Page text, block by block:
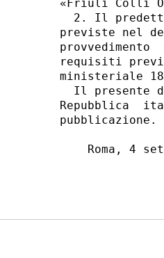
«Friuli Colli
2. Il
previste nel
requisiti
ministeriale
Il presente
Repubblica
pubblicazione.
Roma, 4